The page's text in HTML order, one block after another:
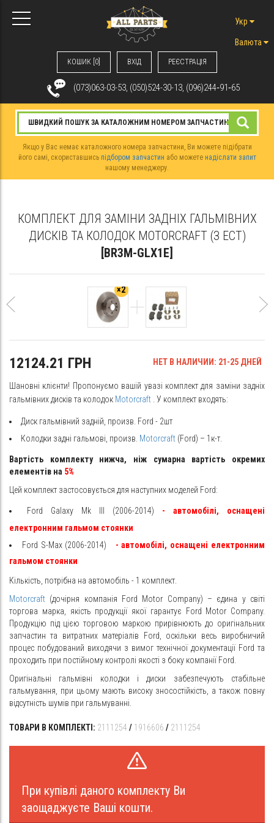
КОШИК [0] ВХIД РЕЄСТРАЦІЯ
Укр
Валюта
(073)063-03-53, (050)524-30-13, (096)244‑91‑65
Якщо у Вас немає каталожного номера запчастини, Ви можете підібрати
його самі, скориставшись підбором запчастин або можете надіслати запит
нашому менеджеру.
КОМПЛЕКТ ДЛЯ ЗАМІНИ ЗАДНІХ ГАЛЬМІВНИХ
ДИСКІВ ТА КОЛОДОК MOTORCRAFT (З ЕСТ)
[BR3M-GLX1E]
×2
12124.21 ГРН НЕТ В НАЛИЧИИ: 21-25 ДНЕЙ
Шановні клієнти! Пропонуємо вашій увазі комплект для заміни задніх
гальмівних дисків та колодок Motorcraft . У комплект входять:
Диск гальмівний задній, произв. Ford - 2шт
Колодки задні гальмові, произв. Motorcraft (Ford) – 1к-т.
Вартість комплекту нижча, ніж сумарна вартість окремих
елементів на 5%
Цей комплект застосовується для наступних моделей Ford:
Ford Galaxy Mk III (2006-2014) - автомобілі, оснащені
електронним гальмом стоянки
Ford S-Max (2006-2014)
- автомобілі, оснащені електронним
гальмом стоянки
Кількість, потрібна на автомобіль - 1 комплект.
Motorcraft (дочірня компанія Ford Motor Company) – єдина у світі
торгова марка, якість продукції якої гарантує Ford Motor Company.
Продукцію під цією торговою маркою прирівнюють до оригінальних
запчастин та витратних матеріалів Ford, оскільки весь виробничий
процес побудований виходячи з вимог технічної документації Ford та
проходить при постійному контролі якості з боку компанії Ford.
Оригінальні гальмівні колодки і диски забезпечують стабільне
гальмування, при цьому мають високу зносостійкість, а також повну
відсутність шумів при гальмуванні.
ТОВАРИ В КОМПЛЕКТІ: 2111254 / 1916606 / 2111254
При купівлі даного комплекту Ви
заощаджуєте Ваші кошти.